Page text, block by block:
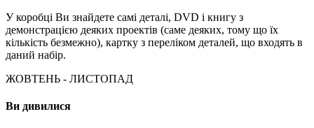
У коробці Ви знайдете самі деталі, DVD і книгу з
демонстрацією деяких проектів (саме деяких, тому що їх
кількість безмежно), картку з переліком деталей, що входять в
даний набір.
ЖОВТЕНЬ - ЛИСТОПАД
Ви дивилися